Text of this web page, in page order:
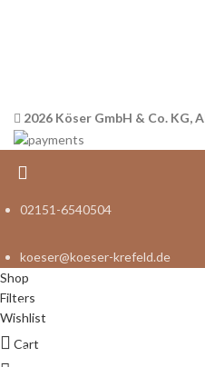
2026 Köser GmbH & Co. KG,
02151-6540504
koeser@koeser-krefeld.de
Make-up your style
Qualität aus Krefeld
Shop
Filters
Wishlist
Cart